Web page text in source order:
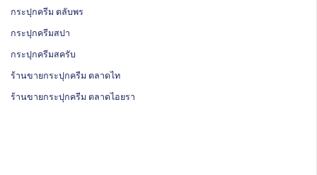
กระปุกครีม ตลับพร
กระปุกครีมสปา
กระปุกครีมสครับ
ร้านขายกระปุกครีม ตลาดไท
ร้านขายกระปุกครีม ตลาดไอยรา